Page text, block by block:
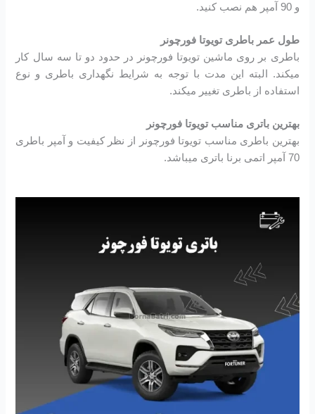
و 90 آمپر هم نصب کنید.
طول عمر باطری تویوتا فورچونر
باطری بر روی ماشین تویوتا فورچونر در حدود دو تا سه سال کار
میکند. البته این مدت با توجه به شرایط نگهداری باطری و نوع
استفاده از باطری تغییر میکند.
بهترین باتری مناسب تویوتا فورچونر
بهترین باطری مناسب تویوتا فورچونر از نظر کیفیت و آمپر باطری
70 آمپر اتمی برنا باتری میباشد.